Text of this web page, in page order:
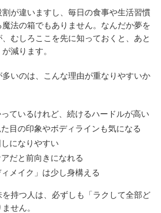
が違いますし、毎日の食事や生活習慣
法の箱でもありません。なんだか夢を
むしろここを先に知っておくと、あと
減ります。
いのは、こんな理由が重なりやすいか
ているけれど、続けるハードルが高い
目の印象やボディラインも気になる
になりやすい
だと前向きになれる
ィメイク」は少し身構える
持つ人は、必ずしも「ラクして全部ど
せん。